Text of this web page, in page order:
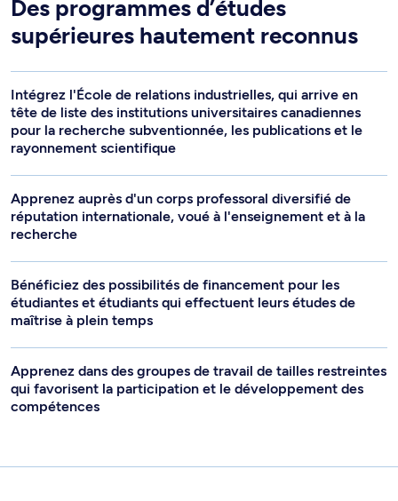
Des programmes d’études
supérieures hautement reconnus
Intégrez l'École de relations industrielles, qui arrive en
tête de liste des institutions universitaires canadiennes
pour la recherche subventionnée, les publications et le
rayonnement scientifique
Apprenez auprès d'un corps professoral diversifié de
réputation internationale, voué à l'enseignement et à la
recherche
Bénéficiez des possibilités de financement pour les
étudiantes et étudiants qui effectuent leurs études de
maîtrise à plein temps
Apprenez dans des groupes de travail de tailles restreintes
qui favorisent la participation et le développement des
compétences